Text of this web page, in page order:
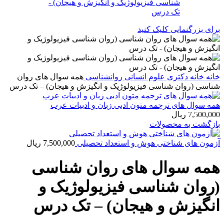
برای بزرگنمایی کلیک کنید
خانه خانه دکتری علوم انسانی روانشناسی همه سوال های روان
شناسی (روان شناسی فیزیولوژیک و انگیزش و هیجان) – تک درس
همه سوال های ترجمه متون ادبی زبان و ادبیات عرب
7,500,000 ریال
بازگشت به محصولات
آزمون های شناختی هوش و استعداد تحصیلی 7,500,000 ریال
همه سوال های روان شناسی
(روان شناسی فیزیولوژیک و
انگیزش و هیجان) – تک درس